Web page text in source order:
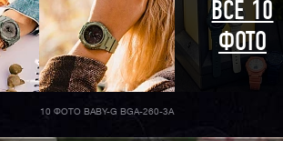
ВСЕ 10
ФОТО
10 ФОТО BABY-G BGA-260-3A